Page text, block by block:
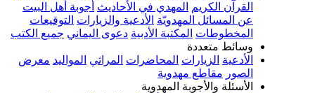
المهدي في الأحاديث أجوبة أهل البيت
المسائل المهدويّة الأدعية والزيارات التوقيعات
المكتبة الأدبية دعوى اليماني جميع الكتب
متعددة
الزيارات المحاضرات المراثي المواليد معرض
مقاطع مهدوية
والأجوبة المهدوية